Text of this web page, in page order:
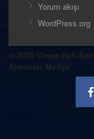
Yorum akışı
WordPress.org
© 2026 Cesse Halı
Atmosfer Medya